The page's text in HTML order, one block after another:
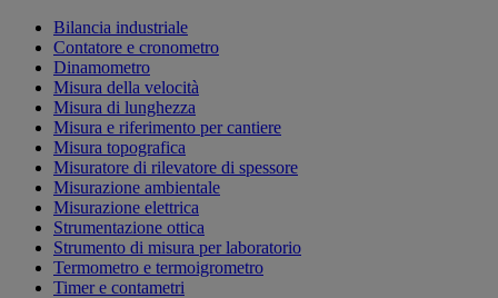
Bilancia industriale
Contatore e cronometro
Dinamometro
Misura della velocità
Misura di lunghezza
Misura e riferimento per cantiere
Misura topografica
Misuratore di rilevatore di spessore
Misurazione ambientale
Misurazione elettrica
Strumentazione ottica
Strumento di misura per laboratorio
Termometro e termoigrometro
Timer e contametri